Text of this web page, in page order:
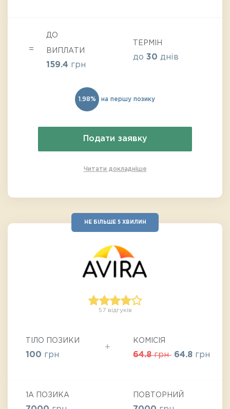
ДО
ВИПЛАТИ
159.4 грн
ТЕРМІН
до 30 днів
1.98% на першу позику
Подати заявку
Читати докладніше
НЕ БІЛЬШЕ 5 ХВИЛИН
57 відгуків
ТІЛО ПОЗИКИ
100 грн
КОМІСІЯ
64.8грн 64.8 грн
1А ПОЗИКА ПОВТОРНИЙ